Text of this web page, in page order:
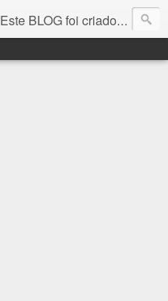
Este BLOG foi criado para os amantes da música. Aqui você encontra vários álbuns musicais. Todos os ritmos, álbuns antigos que foi e continua sendo SUCESSO.